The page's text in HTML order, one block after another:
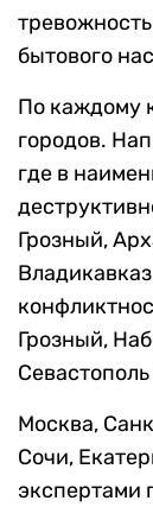
бытового
По каждому
городов.
где в
Грозный,
Грозный,
Москва,
Сочи,
экспертами